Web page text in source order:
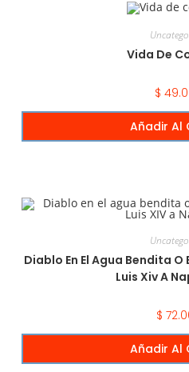
Vida De
$
Añadir Al
Diablo En El Agua Bendita O
Luis Xiv A
$
Añadir Al